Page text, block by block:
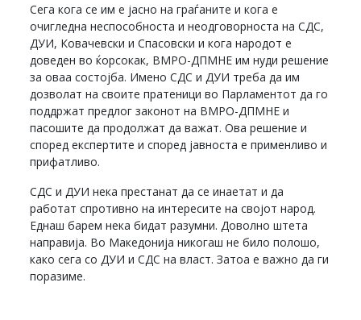
Сега кога се им е јасно на граѓаните и кога е
очигледна неспособноста и неодговорноста на СДС,
ДУИ, Ковачевски и Спасовски и кога народот е
доведен во ќорсокак, ВМРО-ДПМНЕ им нуди решение
за оваа состојба. Имено СДС и ДУИ треба да им
дозволат на своите пратеници во Парламентот да го
поддржат предлог законот на ВМРО-ДПМНЕ и
пасошите да продолжат да важат. Ова решение и
според експертите и според јавноста е применливо и
прифатливо.
СДС и ДУИ нека престанат да се инаетат и да
работат спротивно на интересите на својот народ.
Еднаш барем нека бидат разумни. Доволно штета
направија. Во Македонија никогаш не било полошо,
како сега со ДУИ и СДС на власт. Затоа е важно да ги
поразиме.